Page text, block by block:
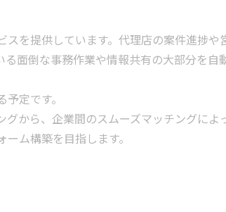
を提供しています。代理店の案件進捗や
面倒な事務作業や情報共有の大部分を自
定です。
から、企業間のスムーズマッチングによ
ム構築を目指します。